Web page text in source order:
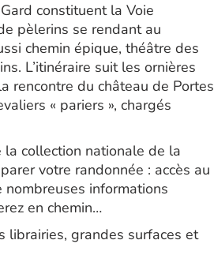
constituent la Voie
pèlerins se rendant au
chemin épique, théâtre des
L’itinéraire suit les ornières
rencontre du château de Portes
« pariers », chargés
collection nationale de la
votre randonnée : accès au
informations
en chemin…
librairies, grandes surfaces et